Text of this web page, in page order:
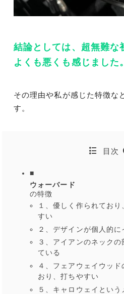
結論としては、超無難な
よくも悪くも感じました。
その理由や私が感じた特徴な
す。
目次
■
ウォーバード
の特徴
１、優しく作られてお
すい
２、デザインが個人的に
３、アイアンのネック
ている
４、フェアウェイウッ
おり、打ちやすい
５、キャロウェイとい